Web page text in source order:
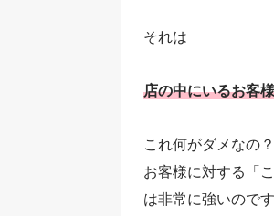
それは
店の中にいるお客
これ何がダメなの
お客様に対する「
は非常に強いので